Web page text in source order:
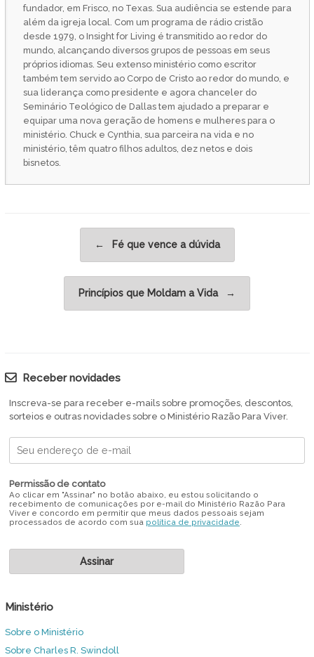
fundador, em Frisco, no Texas. Sua audiência se estende para
além da igreja local. Com um programa de rádio cristão
desde 1979, o Insight for Living é transmitido ao redor do
mundo, alcançando diversos grupos de pessoas em seus
próprios idiomas. Seu extenso ministério como escritor
também tem servido ao Corpo de Cristo ao redor do mundo, e
sua liderança como presidente e agora chanceler do
Seminário Teológico de Dallas tem ajudado a preparar e
equipar uma nova geração de homens e mulheres para o
ministério. Chuck e Cynthia, sua parceira na vida e no
ministério, têm quatro filhos adultos, dez netos e dois
bisnetos.
← Fé que vence a dúvida
Princípios que Moldam a Vida →
Receber novidades
Inscreva-se para receber e-mails sobre promoções, descontos,
sorteios e outras novidades sobre o Ministério Razão Para Viver.
Permissão de contato
Ao clicar em "Assinar" no botão abaixo, eu estou solicitando o
recebimento de comunicações por e-mail do Ministério Razão Para
Viver e concordo em permitir que meus dados pessoais sejam
processados de acordo com sua política de privacidade.
Ministério
Sobre o Ministério
Sobre Charles R. Swindoll